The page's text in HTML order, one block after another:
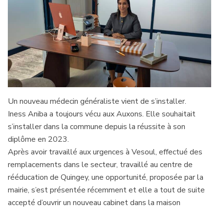
Un nouveau médecin généraliste vient de s’installer.
Iness Aniba a toujours vécu aux Auxons. Elle souhaitait
s’installer dans la commune depuis la réussite à son
diplôme en 2023.
Après avoir travaillé aux urgences à Vesoul, effectué des
remplacements dans le secteur, travaillé au centre de
rééducation de Quingey, une opportunité, proposée par la
mairie, s’est présentée récemment et elle a tout de suite
accepté d’ouvrir un nouveau cabinet dans la maison